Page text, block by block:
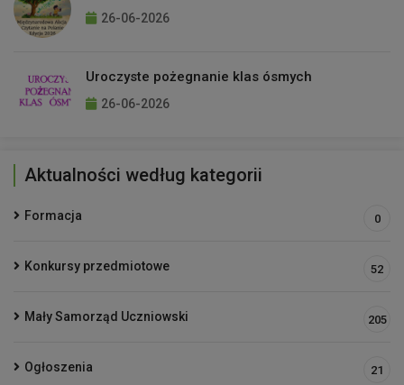
26-06-2026
Uroczyste pożegnanie klas ósmych
26-06-2026
Aktualności według kategorii
Formacja 0
Konkursy przedmiotowe 52
Mały Samorząd Uczniowski 205
Ogłoszenia 21